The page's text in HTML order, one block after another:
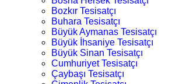
Bozkır Tesisatçı
Buhara Tesisatçı
Büyük Aymanas Tesisatçı
Büyük İhsaniye Tesisatçı
Büyük Sinan Tesisatçı
Cumhuriyet Tesisatçı
Çaybaşı Tesisatçı